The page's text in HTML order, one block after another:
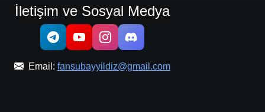
İletişim ve Sosyal Medya
Email: fansubayyildiz@gmail.com